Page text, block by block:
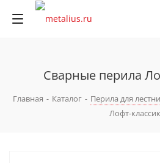
Сварные перила
Главная - Каталог - Перила для
Лофт-